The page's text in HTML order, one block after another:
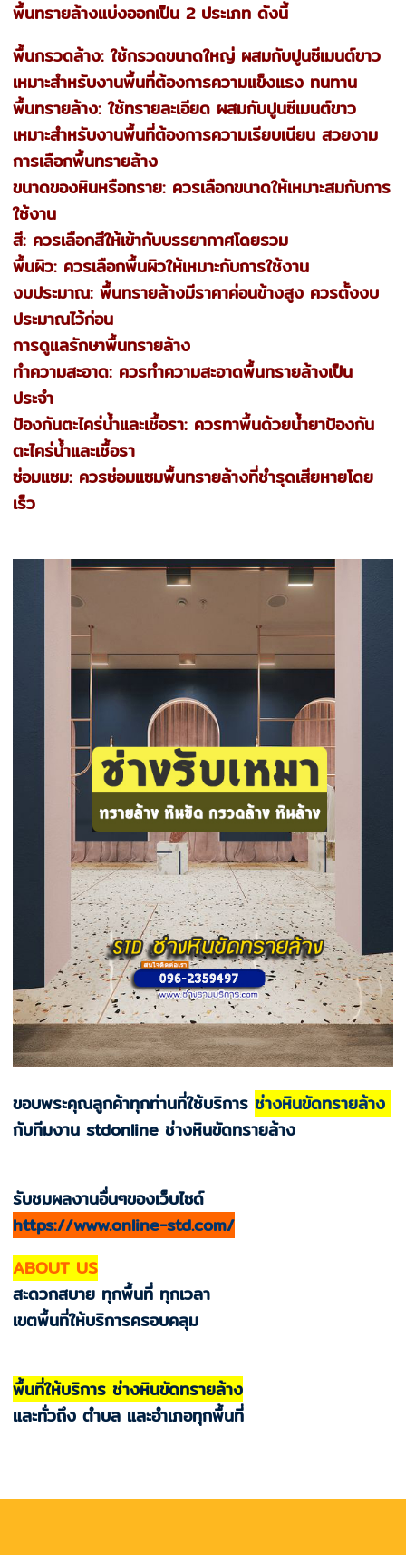
พื้นทรายล้างแบ่งออกเป็น 2 ประเภท ดังนี้
พื้นกรวดล้าง: ใช้กรวดขนาดใหญ่ ผสมกับปูนซีเมนต์ขาว
เหมาะสำหรับงานพื้นที่ต้องการความแข็งแรง ทนทาน
พื้นทรายล้าง: ใช้ทรายละเอียด ผสมกับปูนซีเมนต์ขาว
เหมาะสำหรับงานพื้นที่ต้องการความเรียบเนียน สวยงาม
การเลือกพื้นทรายล้าง
ขนาดของหินหรือทราย: ควรเลือกขนาดให้เหมาะสมกับการ
ใช้งาน
สี: ควรเลือกสีให้เข้ากับบรรยากาศโดยรวม
พื้นผิว: ควรเลือกพื้นผิวให้เหมาะกับการใช้งาน
งบประมาณ: พื้นทรายล้างมีราคาค่อนข้างสูง ควรตั้งงบ
ประมาณไว้ก่อน
การดูแลรักษาพื้นทรายล้าง
ทำความสะอาด: ควรทำความสะอาดพื้นทรายล้างเป็น
ประจำ
ป้องกันตะไคร่น้ำและเชื้อรา: ควรทาพื้นด้วยน้ำยาป้องกัน
ตะไคร่น้ำและเชื้อรา
ซ่อมแซม: ควรซ่อมแซมพื้นทรายล้างที่ชำรุดเสียหายโดย
เร็ว
ขอบพระคุณลูกค้าทุกท่านที่ใช้บริการ ช่างหินขัดทรายล้าง
กับทีมงาน stdonline ช่างหินขัดทรายล้าง
รับชมผลงานอื่นๆของเว็บไซด์
https://www.online-std.com/
ABOUT US
สะดวกสบาย ทุกพื้นที่ ทุกเวลา
เขตพื้นที่ให้บริการครอบคลุม
พื้นที่ให้บริการ ช่างหินขัดทรายล้าง
และทั่วถึง ตำบล และอำเภอทุกพื้นที่